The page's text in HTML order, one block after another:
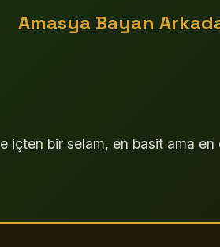
Amasya Bayan
içten bir selam, en basit ama